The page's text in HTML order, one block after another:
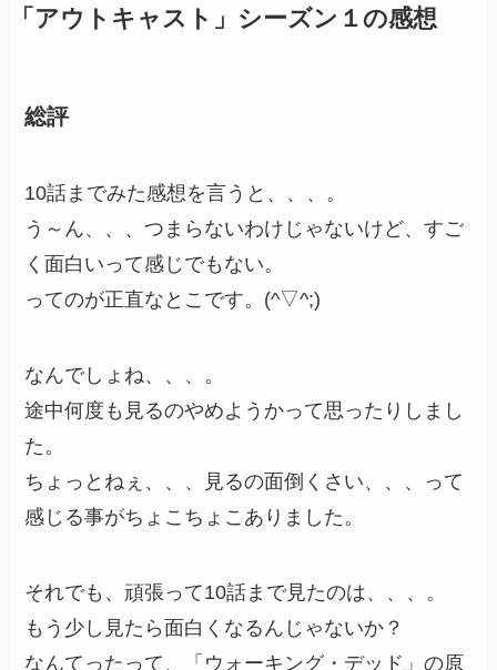
「アウトキャスト」シーズン１の感想
総評
10話までみた感想を言うと、、、。
う～ん、、、つまらないわけじゃないけど、すご
く面白いって感じでもない。
ってのが正直なとこです。(^▽^;)
なんでしょね、、、。
途中何度も見るのやめようかって思ったりしまし
た。
ちょっとねぇ、、、見るの面倒くさい、、、って
感じる事がちょこちょこありました。
それでも、頑張って10話まで見たのは、、、。
もう少し見たら面白くなるんじゃないか？
なんてったって、「ウォーキング・デッド」の原